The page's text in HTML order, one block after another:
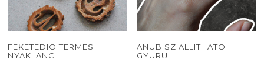
FEKETEDIO TERMES
NYAKLANC
ANUBISZ ALLITHATO
GYURU